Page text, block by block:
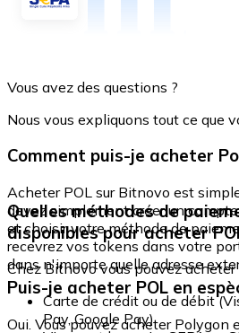
Vous avez des questions ?
Nous vous expliquons tout ce que
Comment puis-je acheter
Acheter POL sur Bitnovo est
devez simplement créer un
et choisir votre méthode de
recevrez vos tokens dans votre
dans n'importe quelle adresse
Quelles méthodes de
disponibles pour acheter
Chez Bitnovo vous pouvez
Carte de crédit ou de débit
Pay, Google Pay)
Puis-je acheter POL en
Oui. Vous pouvez acheter Polygon